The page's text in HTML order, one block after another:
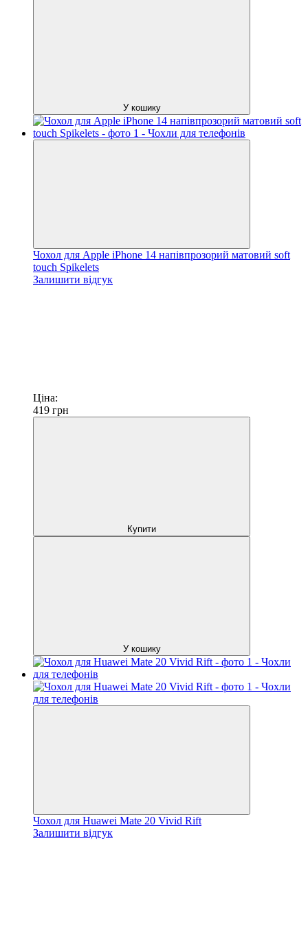
У кошику
Чохол для Apple iPhone 14 напівпрозорий матовий soft
touch Spikelets
Залишити відгук
Ціна:
419 грн
Купити
У кошику
Чохол для Huawei Mate 20 Vivid Rift
Залишити відгук